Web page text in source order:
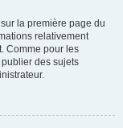
la première page du
relativement
Comme pour les
des sujets